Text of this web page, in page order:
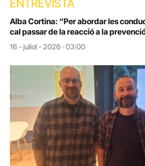
ENTREVISTA
Alba Cortina: “Per abordar les
cal passar de la reacció a la
16 - juliol - 2026 · 03:00